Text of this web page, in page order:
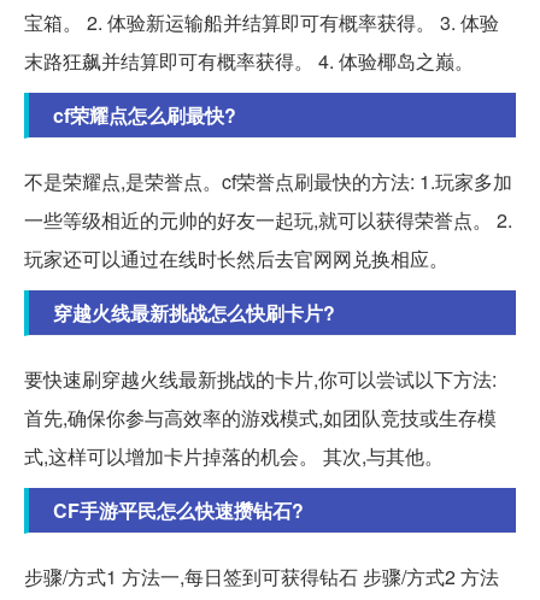
宝箱。 2. 体验新运输船并结算即可有概率获得。 3. 体验
末路狂飙并结算即可有概率获得。 4. 体验椰岛之巅。
cf荣耀点怎么刷最快?
不是荣耀点,是荣誉点。cf荣誉点刷最快的方法: 1.玩家多加
一些等级相近的元帅的好友一起玩,就可以获得荣誉点。 2.
玩家还可以通过在线时长然后去官网网兑换相应。
穿越火线最新挑战怎么快刷卡片?
要快速刷穿越火线最新挑战的卡片,你可以尝试以下方法:
首先,确保你参与高效率的游戏模式,如团队竞技或生存模
式,这样可以增加卡片掉落的机会。 其次,与其他。
CF手游平民怎么快速攒钻石?
步骤/方式1 方法一,每日签到可获得钻石 步骤/方式2 方法